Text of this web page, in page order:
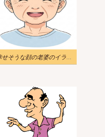
幸せそうな顔の老婆のイラスト 3